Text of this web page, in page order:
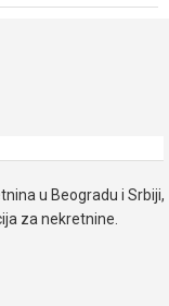
u Beogradu i Srbiji,
za nekretnine.